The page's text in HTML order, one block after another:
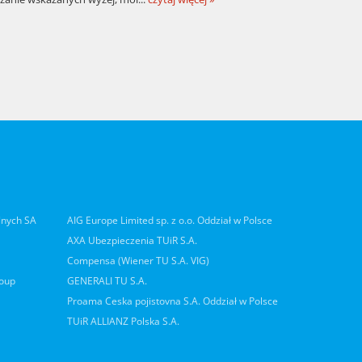
SA
AIG Europe Limited sp. z o.o. Oddział w Polsce
AXA Ubezpieczenia TUiR S.A.
Compensa (Wiener TU S.A. VIG)
GENERALI TU S.A.
Proama Ceska pojistovna S.A. Oddział w Polsce
TUiR ALLIANZ Polska S.A.